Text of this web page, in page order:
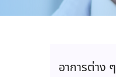
อาการต่าง ๆ